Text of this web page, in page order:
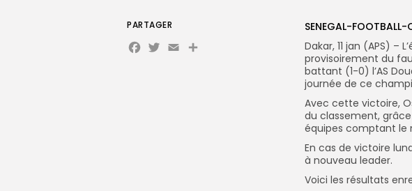
SENEGAL-
Dakar, 11 jan (APS) –
provisoirement du
battant (1-0) l’AS
journée de ce
Avec cette victoire,
du classement,
équipes comptant le
En cas de victoire
à nouveau leader.
Voici les résultats
PARTAGER
Facebook
Twitter
Email